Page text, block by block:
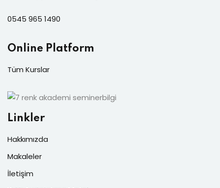
0545 965 1490
Online Platform
Tüm Kurslar
Linkler
Hakkımızda
Makaleler
İletişim